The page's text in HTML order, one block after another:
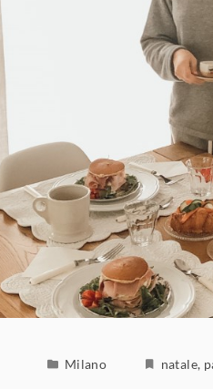
Milano natale,